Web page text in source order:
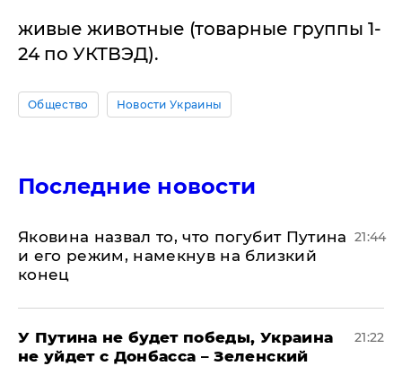
живые животные (товарные группы 1-
24 по УКТВЭД).
Общество Новости Украины
Последние новости
Яковина назвал то, что погубит Путина
и его режим, намекнув на близкий
конец
21:44
У Путина не будет победы, Украина
не уйдет с Донбасса – Зеленский
21:22